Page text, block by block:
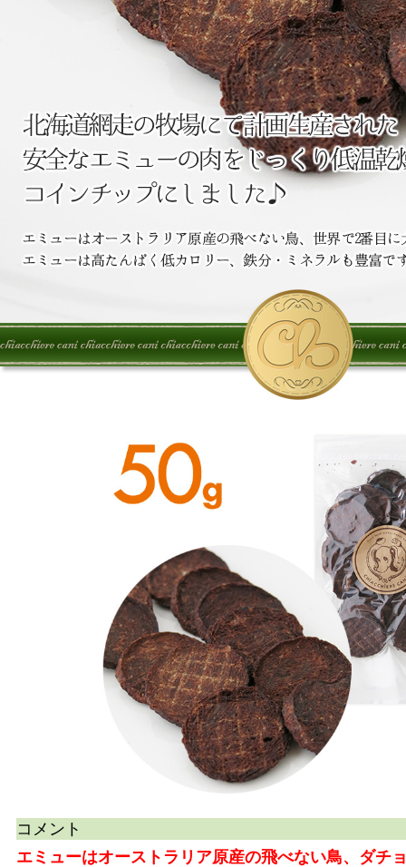
コメント
エミューはオーストラリア原産の飛べない鳥、ダチ